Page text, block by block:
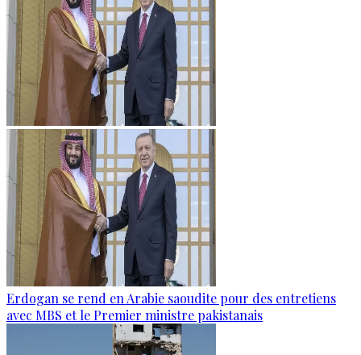
Erdogan se rend en Arabie saoudite pour des entretiens
avec MBS et le Premier ministre pakistanais